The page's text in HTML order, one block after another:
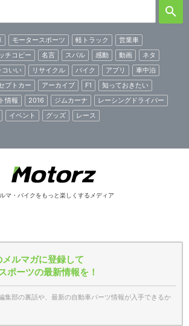
モータースポーツ 軽トラック
営業車
チコピー 名言 スバル 感動 動画
ネタ
コいい リサイクル バイク アプリ
車中泊
プトカー アーカイブ F1
知っておきたい
情報 2016 ジムカーナ
レーシングドライバー
イベント グッズ レース
マ・バイクをもっと楽しくするメディア
ルマガに登録して
ポーツの最新情報を！
集部の裏話や、最新の自動車パーツ情報が入手できるか